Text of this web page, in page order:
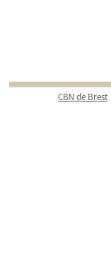
CBN de Brest